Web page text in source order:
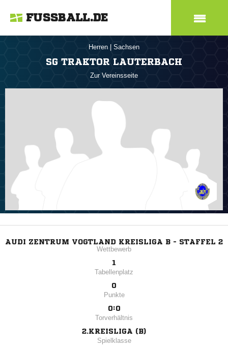
FUSSBALL.DE
Herren Sachsen
SG TRAKTOR LAUTERBACH
Zur Vereinsseite
AUDI ZENTRUM VOGTLAND KREISLIGA B - STAFFEL 2
Wettbewerb
1
Tabellenplatz
0
Punkte
0:0
Torverhältnis
2.KREISLIGA (B)
Spielklasse